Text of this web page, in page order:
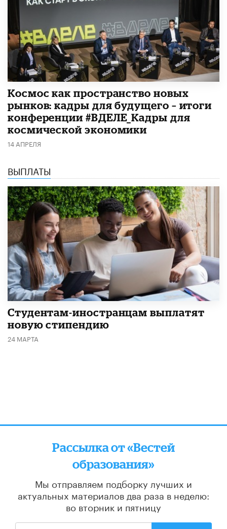
Космос как пространство новых
рынков: кадры для будущего – итоги
конференции #ВДЕЛЕ_Кадры для
космической экономики
14 АПРЕЛЯ
ВЫПЛАТЫ
Студентам-иностранцам выплатят
новую стипендию
24 МАРТА
Рассылка от «Вестей
образования»
Мы отправляем подборку лучших и
актуальных материалов два раза в неделю:
во вторник и пятницу